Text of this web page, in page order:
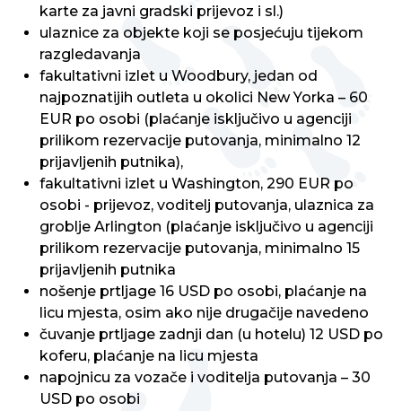
karte za javni gradski prijevoz i sl.)
ulaznice za objekte koji se posjećuju tijekom
razgledavanja
fakultativni izlet u Woodbury, jedan od
najpoznatijih outleta u okolici New Yorka – 60
EUR po osobi (plaćanje isključivo u agenciji
prilikom rezervacije putovanja, minimalno 12
prijavljenih putnika),
fakultativni izlet u Washington, 290 EUR po
osobi - prijevoz, voditelj putovanja, ulaznica za
groblje Arlington (plaćanje isključivo u agenciji
prilikom rezervacije putovanja, minimalno 15
prijavljenih putnika
nošenje prtljage 16 USD po osobi, plaćanje na
licu mjesta, osim ako nije drugačije navedeno
čuvanje prtljage zadnji dan (u hotelu) 12 USD po
koferu, plaćanje na licu mjesta
napojnicu za vozače i voditelja putovanja – 30
USD po osobi